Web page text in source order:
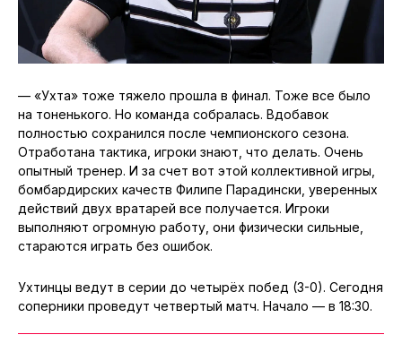
— «Ухта» тоже тяжело прошла в финал. Тоже все было
на тоненького. Но команда собралась. Вдобавок
полностью сохранился после чемпионского сезона.
Отработана тактика, игроки знают, что делать. Очень
опытный тренер. И за счет вот этой коллективной игры,
бомбардирских качеств Филипе Парадински, уверенных
действий двух вратарей все получается. Игроки
выполняют огромную работу, они физически сильные,
стараются играть без ошибок.
Ухтинцы ведут в серии до четырёх побед (3-0). Сегодня
соперники проведут четвертый матч. Начало — в 18:30.